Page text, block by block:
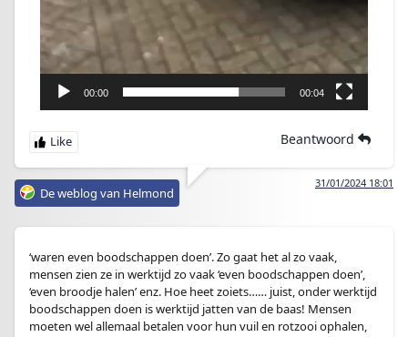
00:00 00:04
Beantwoord
31/01/2024 18:01
De weblog van Helmond
‘waren even boodschappen doen’. Zo gaat het al zo vaak,
mensen zien ze in werktijd zo vaak ‘even boodschappen doen’,
‘even broodje halen’ enz. Hoe heet zoiets…… juist, onder werktijd
boodschappen doen is werktijd jatten van de baas! Mensen
moeten wel allemaal betalen voor hun vuil en rotzooi ophalen,